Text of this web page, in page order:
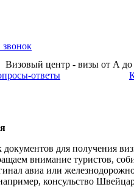
звонок
Визовый центр - визы от А
ответы
для получения
внимание туристов,
авиа или
консульство